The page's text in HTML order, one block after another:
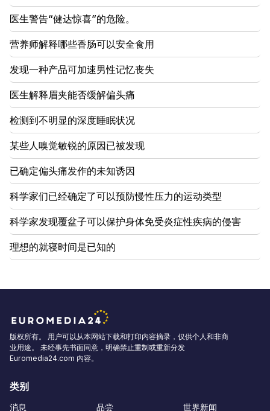
15:34
亚美尼亚的主要问题不仅仅是尼科勒主义。与查玛赞
15:00
塞凡的紧急情况。细节：
土耳其可以将美国弹道导弹转移到乌克兰。数量已知
医生警告“健达惊喜”的危险。
营养师解释哪些香肠可以安全食用
发现一种产品可加速男性记忆丧​​失
医生解释眉夹能否缓解偏头痛
检测到不明显的深度睡眠状况
某些人嗅觉敏锐的原因已被发现
已确定偏头痛发作的未知诱因
科学家们已经确定了可以预防慢性压力的运动类型
科学家发现覆盆子可以保护身体免受炎症性疾病的侵害
理想的就寝时间是已知的
版权所有。 用户可以从本网站下载和打印内容摘录，仅供个人和非商
业用途。 未经事先书面同意，明确禁止重制或重新分发
Euromedia24.com 内容。
类别
消息 品尝 世界新闻